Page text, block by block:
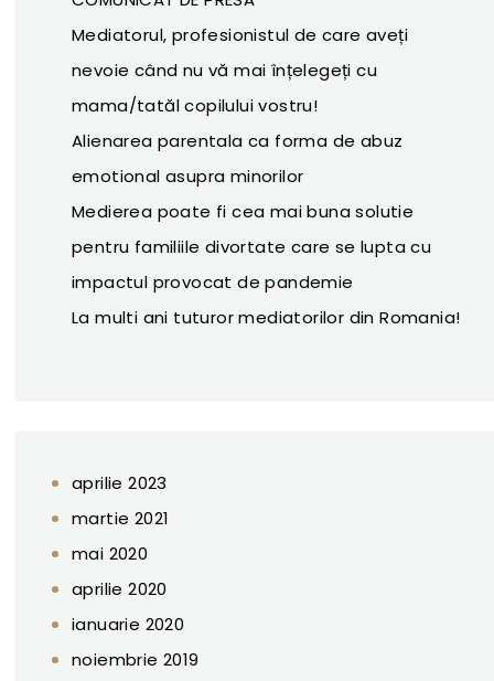
Mediatorul, profesionistul de care aveți
nevoie când nu vă mai înțelegeți cu
mama/tatăl copilului vostru!
Alienarea parentala ca forma de abuz
emotional asupra minorilor
Medierea poate fi cea mai buna solutie
pentru familiile divortate care se lupta cu
impactul provocat de pandemie
La multi ani tuturor mediatorilor din Romania!
aprilie 2023
martie 2021
mai 2020
aprilie 2020
ianuarie 2020
noiembrie 2019